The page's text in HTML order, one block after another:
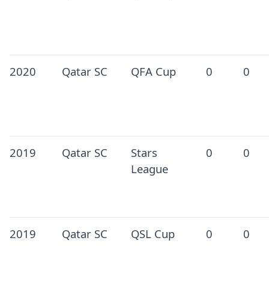
2020 Qatar SC QFA Cup 0 0
2019 Qatar SC
Stars
League
0 0
2019 Qatar SC QSL Cup 0 0